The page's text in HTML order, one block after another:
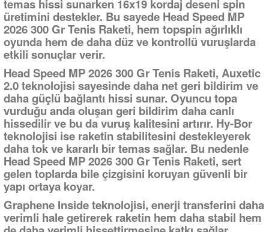
temas hissi sunarken 16x19 kordaj deseni spin
üretimini destekler. Bu sayede Head Speed MP
2026 300 Gr Tenis Raketi, hem topspin ağırlıklı
oyunda hem de daha düz ve kontrollü vuruşlarda
etkili sonuçlar verir.
Head Speed MP 2026 300 Gr Tenis Raketi, Auxetic
2.0 teknolojisi sayesinde daha net geri bildirim ve
daha güçlü bağlantı hissi sunar. Oyuncu topa
vurduğu anda oluşan geri bildirim daha canlı
hissedilir ve bu da vuruş kalitesini artırır. Hy-Bor
teknolojisi ise raketin stabilitesini destekleyerek
daha tok ve kararlı bir temas sağlar. Bu nedenle
Head Speed MP 2026 300 Gr Tenis Raketi, sert
gelen toplarda bile çizgisini koruyan güvenli bir
yapı ortaya koyar.
Graphene Inside teknolojisi, enerji transferini daha
verimli hale getirerek raketin hem daha stabil hem